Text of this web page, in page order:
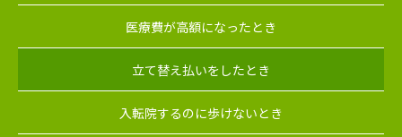
医療費が高額になったとき
立て替え払いをしたとき
入転院するのに歩けないとき